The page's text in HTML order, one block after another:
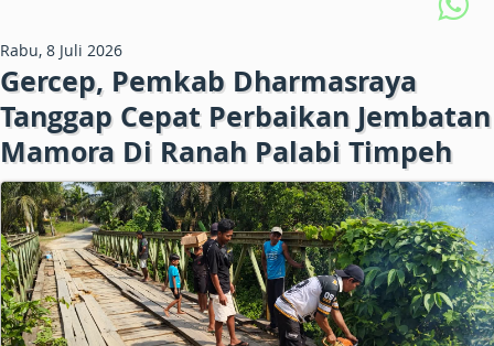
Rabu, 8 Juli 2026
Gercep, Pemkab Dharmasraya
Tanggap Cepat Perbaikan Jembatan
Mamora Di Ranah Palabi Timpeh